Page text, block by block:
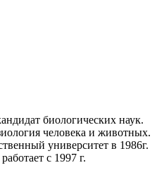
биологических наук.
человека и животных.
университет в 1986г.
с 1997 г.